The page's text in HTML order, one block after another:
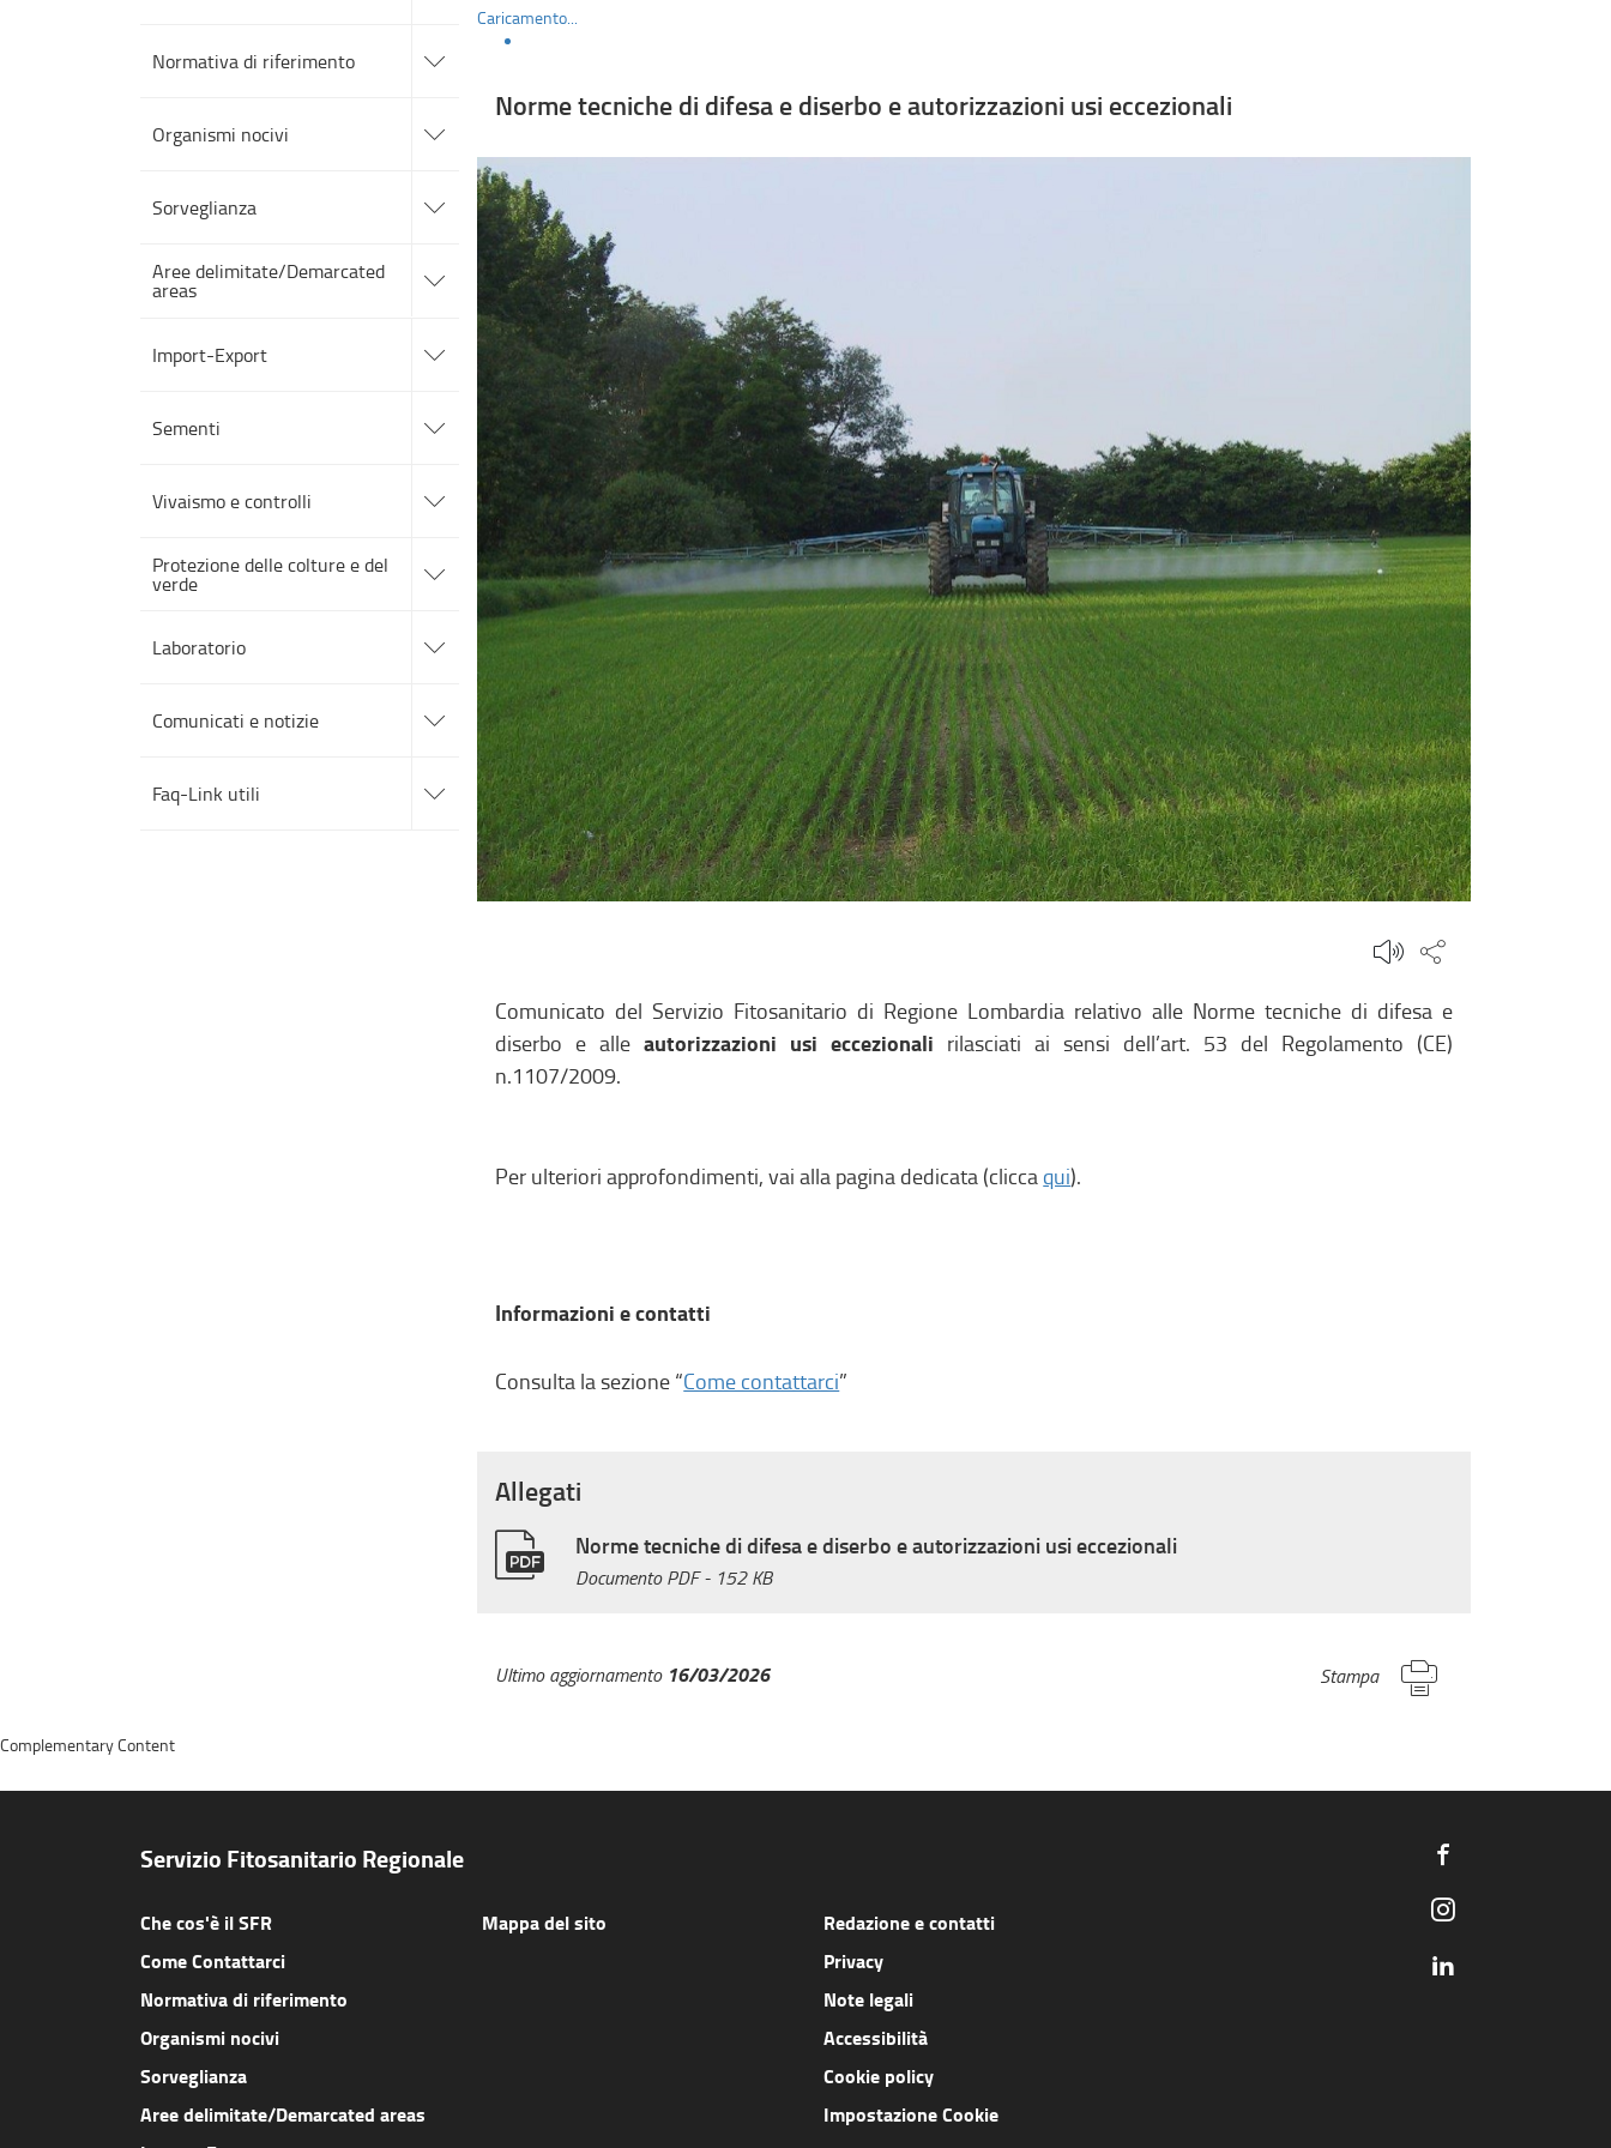
Normativa di riferimento
alle
sotto
Organismi nocivi
alle
sotto
Sorveglianza
alle
sotto
Aree delimitate/Demarcated
areas
alle
sotto
Import-Export
alle
sotto
Sementi
alle
sotto
Vivaismo e controlli
alle
sotto
Protezione delle colture e del
verde
alle
sotto
Laboratorio
alle
sotto
Comunicati e notizie
alle
sotto
Faq-Link utili
alle
sotto
Caricamento...
Norme tecniche di difesa e diserbo e autorizzazioni usi eccezionali
Condividi
Comunicato del Servizio Fitosanitario di Regione Lombardia relativo alle Norme tecniche di difesa e
diserbo e alleautorizzazioni usi eccezionali rilasciati ai sensi dell’art. 53 del Regolamento (CE)
n.1107/2009.
Per ulteriori approfondimenti, vai alla pagina dedicata (clicca qui).
Informazioni e contatti
Consulta la sezione “Come contattarci”
Allegati
Norme tecniche di difesa e diserbo e autorizzazioni usi eccezionali
Documento PDF- 152 KB
Ultimo aggiornamento 16/03/2026 Stampa
Servizio Fitosanitario Regionale
Che cos'è il SFR
Come Contattarci
Normativa di riferimento
Organismi nocivi
Sorveglianza
Aree delimitate/Demarcated areas
Mappa del sito
Redazione e contatti
Privacy
Note legali
Accessibilità
Cookie policy
Impostazione Cookie
Complementary Content